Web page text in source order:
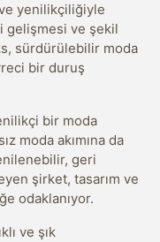
yenilikçiliğiyle
gelişmesi ve şekil
sürdürülebilir moda
bir duruş
bir moda
moda akımına da
geri
şirket, tasarım ve
odaklanıyor.
ve şık